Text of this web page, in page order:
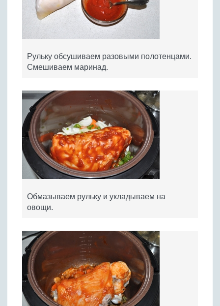
Рульку обсушиваем разовыми полотенцами.
Смешиваем маринад.
Обмазываем рульку и укладываем на
овощи.